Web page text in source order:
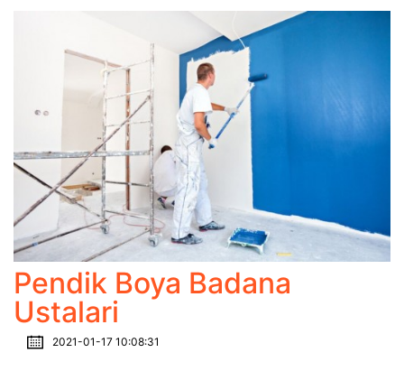
Pendik Boya Badana
Ustalari
2021-01-17 10:08:31